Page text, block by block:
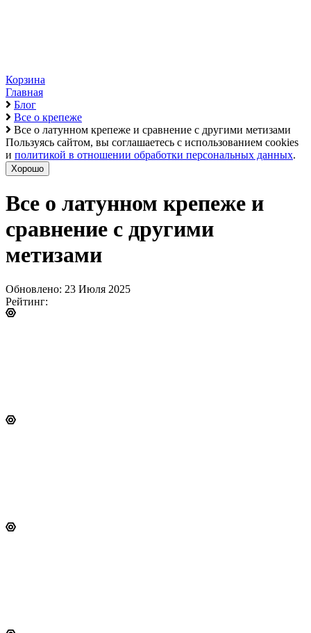
Корзина
Главная
Блог
Все о крепеже
Все о латунном крепеже и сравнение с другими метизами
Пользуясь сайтом, вы соглашаетесь с использованием cookies
и политикой в отношении обработки персональных данных.
Хорошо
Все о латунном крепеже и
сравнение с другими
метизами
Обновлено: 23 Июля 2025
Рейтинг: